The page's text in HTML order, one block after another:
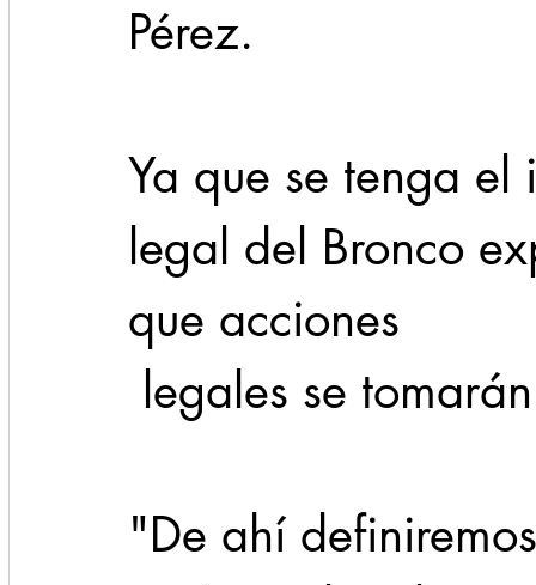
Pérez.
Ya que se tenga
legal del Bronco
que acciones
legales se
"De ahí